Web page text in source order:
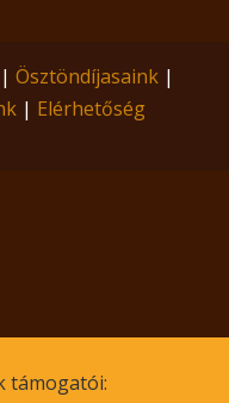
| Ösztöndíjasaink |
| Elérhetőség
támogatói: